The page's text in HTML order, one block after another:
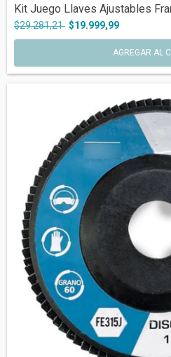
Kit Juego Llaves Ajustables
$29.281,21 $19.999,99
AGREGAR AL